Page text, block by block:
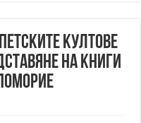
култове
на книги